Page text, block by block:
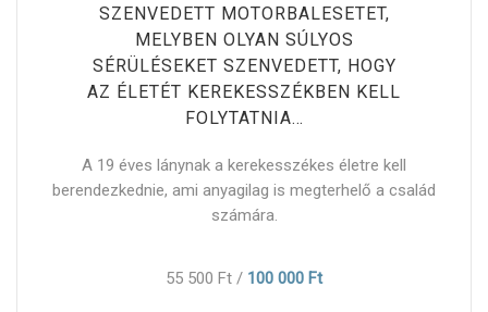
SZENVEDETT MOTORBALESETET,
MELYBEN OLYAN SÚLYOS
SÉRÜLÉSEKET SZENVEDETT, HOGY
AZ ÉLETÉT KEREKESSZÉKBEN KELL
FOLYTATNIA…
A 19 éves lánynak a kerekesszékes életre kell
berendezkednie, ami anyagilag is megterhelő a család
számára.
55 500 Ft / 100 000 Ft